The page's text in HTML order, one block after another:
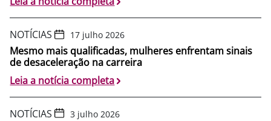
NOTÍCIAS 17 julho 2026
Mesmo mais qualificadas, mulheres enfrentam sinais
de desaceleração na carreira
Leia a notícia completa
NOTÍCIAS 3 julho 2026